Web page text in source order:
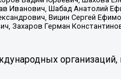
Иванович, Шабад Анатолий
Вицин Сергей
Захаров Герман
организаций,